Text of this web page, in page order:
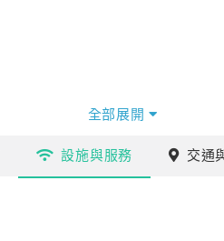
全部展開
設施與服務 交通